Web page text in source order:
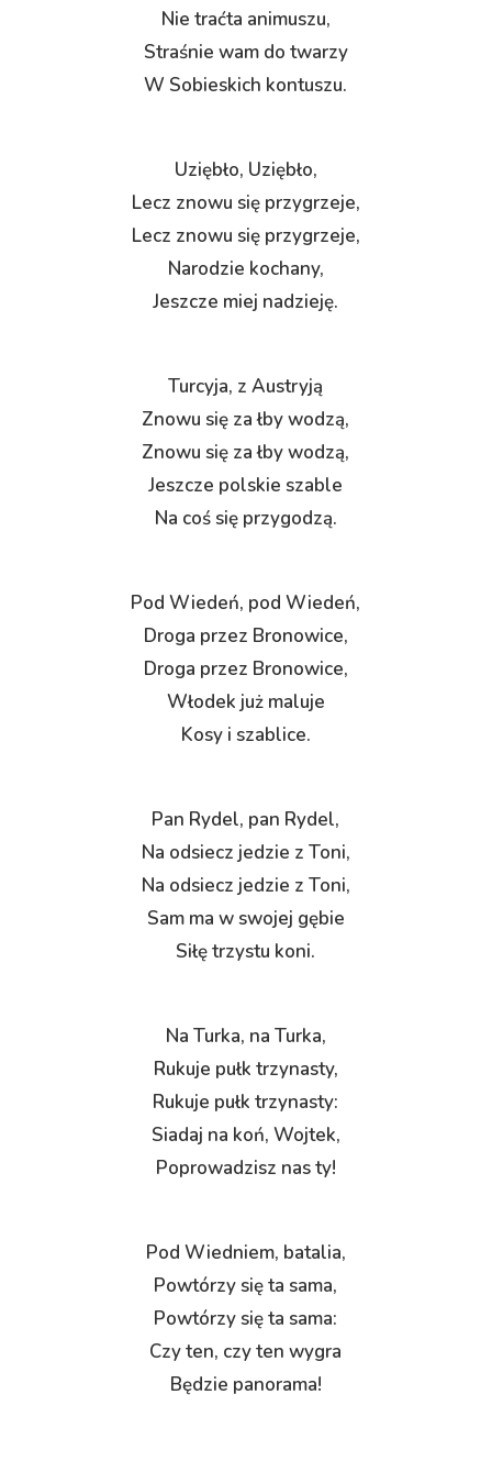
Nie traćta animuszu,
Straśnie wam do twarzy
W Sobieskich kontuszu.
Uziębło, Uziębło,
Lecz znowu się przygrzeje,
Lecz znowu się przygrzeje,
Narodzie kochany,
Jeszcze miej nadzieję.
Turcyja, z Austryją
Znowu się za łby wodzą,
Znowu się za łby wodzą,
Jeszcze polskie szable
Na coś się przygodzą.
Pod Wiedeń, pod Wiedeń,
Droga przez Bronowice,
Droga przez Bronowice,
Włodek już maluje
Kosy i szablice.
Pan Rydel, pan Rydel,
Na odsiecz jedzie z Toni,
Na odsiecz jedzie z Toni,
Sam ma w swojej gębie
Siłę trzystu koni.
Na Turka, na Turka,
Rukuje pułk trzynasty,
Rukuje pułk trzynasty:
Siadaj na koń, Wojtek,
Poprowadzisz nas ty!
Pod Wiedniem, batalia,
Powtórzy się ta sama,
Powtórzy się ta sama:
Czy ten, czy ten wygra
Będzie panorama!